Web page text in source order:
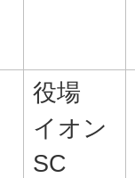
役場
イオン
SC